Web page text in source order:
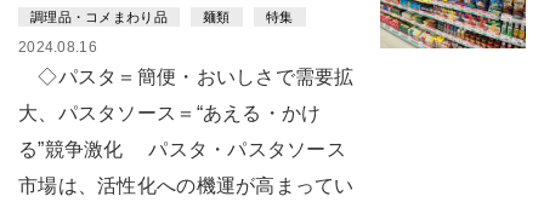
調理品・コメまわり品 麺類 特集
2024.08.16
◇パスタ＝簡便・おいしさで需要拡
大、パスタソース＝“あえる・かけ
る”競争激化 パスタ・パスタソース
市場は、活性化への機運が高まってい